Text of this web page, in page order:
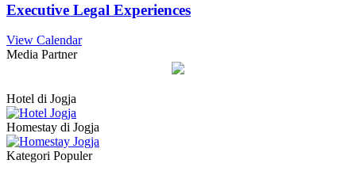
Executive Legal Experiences
View Calendar
Media Partner
Hotel di Jogja
Homestay di Jogja
Kategori Populer